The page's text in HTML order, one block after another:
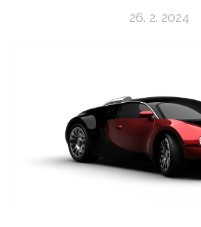
26. 2. 2024